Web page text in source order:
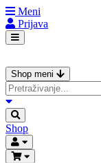
Meni
Prijava
Shop meni
Shop